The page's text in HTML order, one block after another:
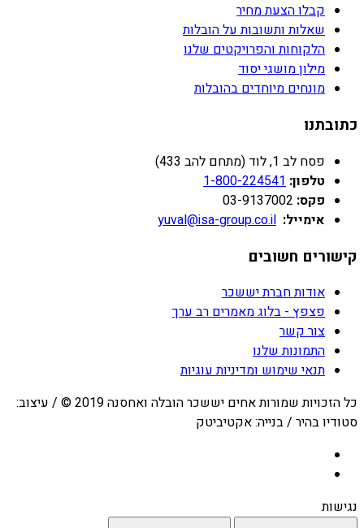
קבלו הצעת מחיר
שאלות ותשובות על הובלות
הלקוחות והפרויקטים שלנו
מילון מושגי יסוד
מונחים מיוחדים בהובלות
כתובתנו
פסח לב 1, לוד (מתחם להב 433)
טלפון: 1-800-224541
פקס: 03-9137002
אימייל: yuval@isa-group.co.il
קישורים חשובים
אודות חברת יששכר
פצפץ - בלוג מאמרים רב ערך
צור קשר
התמונות שלנו
תנאי שימוש ומדיניות עוגיות
כל הזכויות שמורות אחים יששכר הובלה ואחסנה 2019 © / עיצוב:
סטודיו בהיר / בנייה: אקטיביטק
נגישות